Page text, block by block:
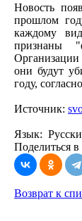
Новость
прошлом
каждому
признаны
они будут
году,
Источник:
Язык:
Поделиться в
Возврат к